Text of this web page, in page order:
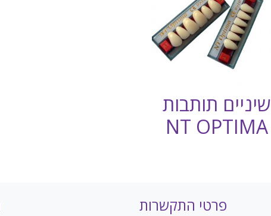
שיניים תותבות
NT OPTIMA
פרטי התקשרות